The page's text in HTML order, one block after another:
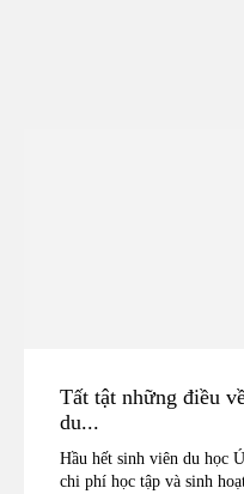
Tất tật những điều
du...
Hầu hết sinh viên du học
chi phí học tập và sinh